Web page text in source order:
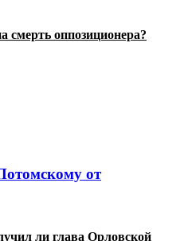
смерть оппозиционера?
от
ли глава Орловской